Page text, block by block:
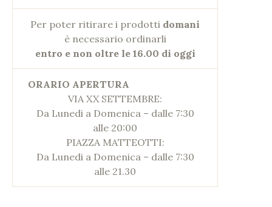
Per poter ritirare i prodotti domani
è necessario ordinarli
entro e non oltre le 16.00 di oggi
ORARIO APERTURA
VIA XX SETTEMBRE:
Da Lunedi a Domenica – dalle 7:30
alle 20:00
PIAZZA MATTEOTTI:
Da Lunedi a Domenica – dalle 7:30
alle 21.30